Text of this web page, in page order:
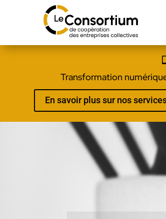
Transformation
En savoir plus sur nos